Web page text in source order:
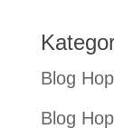
Blog
Blog